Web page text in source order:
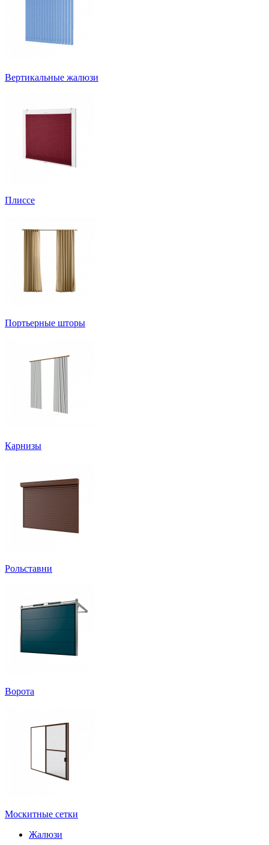
Вертикальные жалюзи
Плиссе
Портьерные шторы
Карнизы
Рольставни
Ворота
Москитные сетки
Жалюзи